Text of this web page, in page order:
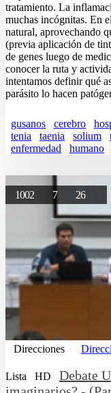
tratamiento. La
muchas incógnitas. En
natural, aprovechando
(previa aplicación de
de genes luego de
conocer la ruta y
intentamos definir qué
parásito lo hacen
gusanos cerebro
tenia
taenia solium
enfermedad
humano
1002 7 26
Direcciones
Lista HD
Debate